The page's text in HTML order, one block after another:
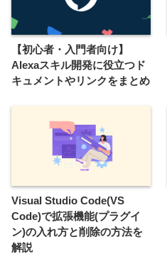
【初心者・入門者向け】
Alexaスキル開発に役立つド
キュメントやリンクをまとめ
Visual Studio Code(VS
Code)で拡張機能(プラグイ
ン)の入れ方と削除の方法を
解説